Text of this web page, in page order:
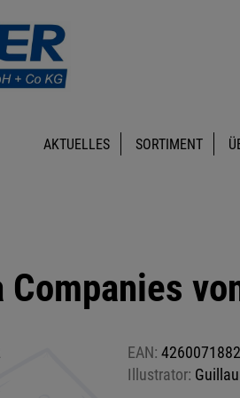
AKTUELLES SORTIMENT
EAN:
Illustrator: